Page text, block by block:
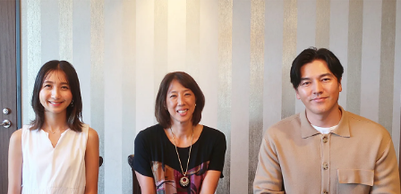
お知らせ
イベント・グッズ
YouTube
会社情報